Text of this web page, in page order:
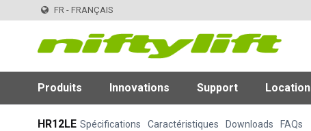
FR - FRANÇAIS
Produits Innovations Support Location
HR12LE Spécifications Caractéristiques Downloads FAQs